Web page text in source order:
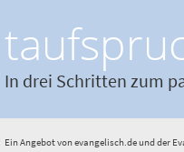
In drei Schritten zum
Ein Angebot von evangelisch.de und der